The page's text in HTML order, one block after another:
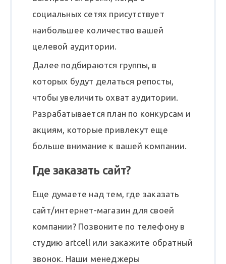
социальных сетях присутствует
наибольшее количество вашей
целевой аудитории.
Далее подбираются группы, в
которых будут делаться репосты,
чтобы увеличить охват аудитории.
Разрабатывается план по конкурсам и
акциям, которые привлекут еще
больше внимание к вашей компании.
Где заказать сайт?
Еще думаете над тем, где заказать
сайт/интернет-магазин для своей
компании? Позвоните по телефону в
студию artcell или закажите обратный
звонок. Наши менеджеры